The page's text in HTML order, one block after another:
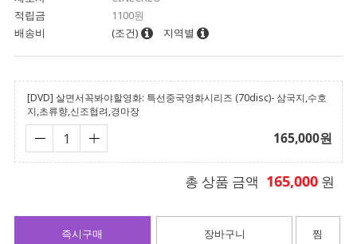
적립금
1100원
배송비
(조건) 지역별
[DVD] 살면서꼭봐야할영화: 특선중국영화시리즈 (70disc)- 삼국지,수호
지,초류향,신조협려,경마장
165,000원
총 상품 금액 165,000 원
장바구니
즉시구매 찜